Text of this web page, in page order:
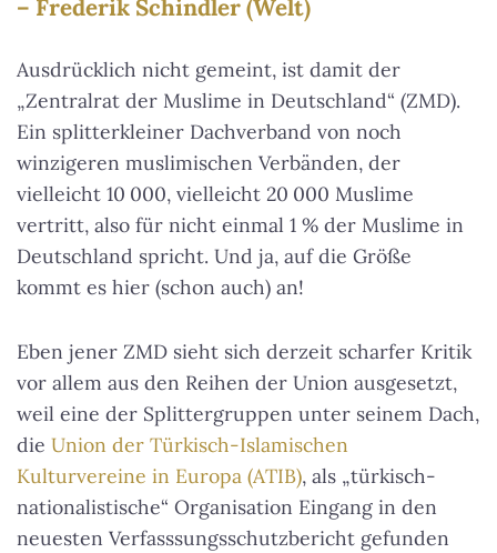
– Frederik Schindler (Welt)
Ausdrücklich nicht gemeint, ist damit der
„Zentralrat der Muslime in Deutschland“ (ZMD).
Ein splitterkleiner Dachverband von noch
winzigeren muslimischen Verbänden, der
vielleicht 10 000, vielleicht 20 000 Muslime
vertritt, also für nicht einmal 1 % der Muslime in
Deutschland spricht. Und ja, auf die Größe
kommt es hier (schon auch) an!
Eben jener ZMD sieht sich derzeit scharfer Kritik
vor allem aus den Reihen der Union ausgesetzt,
weil eine der Splittergruppen unter seinem Dach,
die Union der Türkisch-Islamischen
Kulturvereine in Europa (ATIB), als „türkisch-
nationalistische“ Organisation Eingang in den
neuesten Verfasssungsschutzbericht gefunden